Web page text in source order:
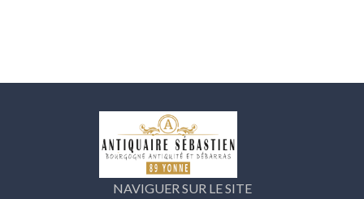
NAVIGUER SUR LE SITE